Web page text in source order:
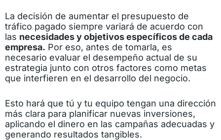
La decisión de aumentar el presupuesto de
tráfico pagado siempre variará de acuerdo con
las necesidades y objetivos específicos de cada
empresa. Por eso, antes de tomarla, es
necesario evaluar el desempeño actual de su
estrategia junto con otros factores como metas
que interfieren en el desarrollo del negocio.
Esto hará que tú y tu equipo tengan una dirección
más clara para planificar nuevas inversiones,
aplicando el dinero en las campañas adecuadas y
generando resultados tangibles.